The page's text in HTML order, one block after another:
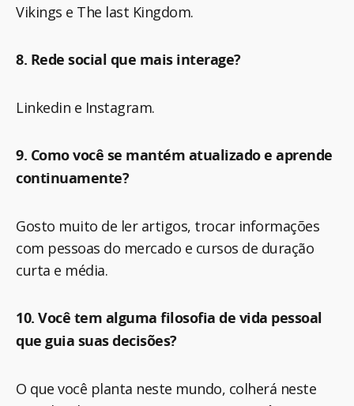
Vikings e The last Kingdom.
8. Rede social que mais interage?
Linkedin e Instagram.
9. Como você se mantém atualizado e aprende
continuamente?
Gosto muito de ler artigos, trocar informações
com pessoas do mercado e cursos de duração
curta e média.
10. Você tem alguma filosofia de vida pessoal
que guia suas decisões?
O que você planta neste mundo, colherá neste